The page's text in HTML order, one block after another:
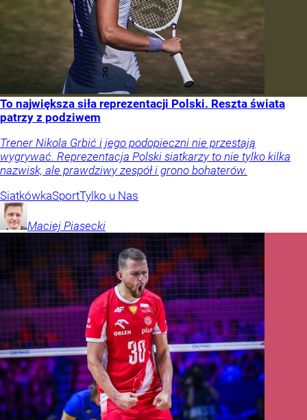
To największa siła reprezentacji Polski. Reszta świata
patrzy z podziwem
Trener Nikola Grbić i jego podopieczni nie przestają
wygrywać. Reprezentacja Polski siatkarzy to nie tylko kilka
nazwisk, ale prawdziwy zespół i grono bohaterów.
SiatkówkaSportTylko u Nas
Maciej Piasecki